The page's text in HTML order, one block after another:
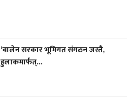
‘बालेन सरकार भूमिगत संगठन जस्तै,
हुलाकमार्फत्...